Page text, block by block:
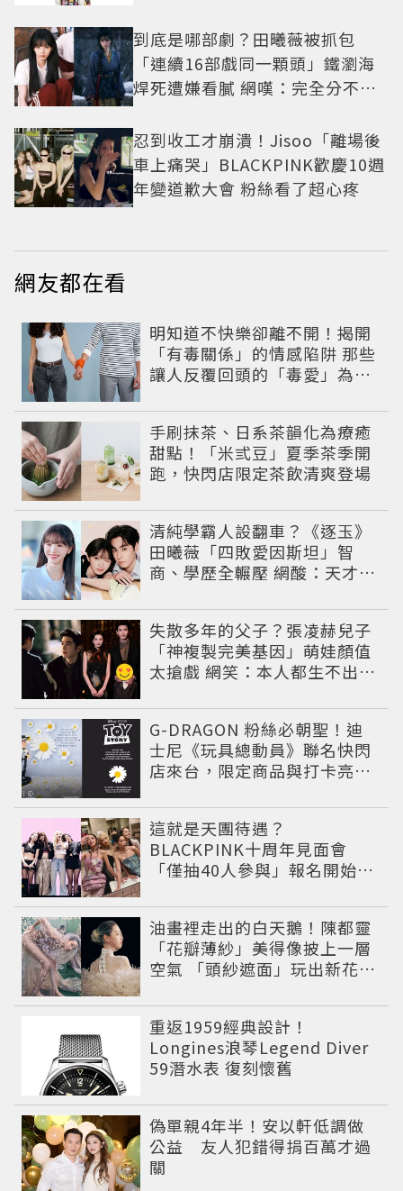
到底是哪部劇？田曦薇被抓包
「連續16部戲同一顆頭」鐵瀏海
焊死遭嫌看膩 網嘆：完全分不出
忍到收工才崩潰！Jisoo「離場後
車上痛哭」BLACKPINK歡慶10週
年變道歉大會 粉絲看了超心疼
網友都在看
明知道不快樂卻離不開！揭開
「有毒關係」的情感陷阱 那些
讓人反覆回頭的「毒愛」為何
手刷抹茶、日系茶韻化為療癒
甜點！「米弎豆」夏季茶季開
跑，快閃店限定茶飲清爽登場
清純學霸人設翻車？《逐玉》
田曦薇「四敗愛因斯坦」智
商、學歷全輾壓 網酸：天才全
失散多年的父子？張凌赫兒子
「神複製完美基因」萌娃顏值
太搶戲 網笑：本人都生不出這
G-DRAGON 粉絲必朝聖！迪
士尼《玩具總動員》聯名快閃
店來台，限定商品與打卡亮點
這就是天團待遇？
BLACKPINK十周年見面會
「僅抽40人參與」報名開始到
油畫裡走出的白天鵝！陳都靈
「花瓣薄紗」美得像披上一層
空氣 「頭紗遮面」玩出新花樣
重返1959經典設計！
Longines浪琴Legend Diver
59潛水表 復刻懷舊
偽單親4年半！安以軒低調做
公益 友人犯錯得捐百萬才過
關